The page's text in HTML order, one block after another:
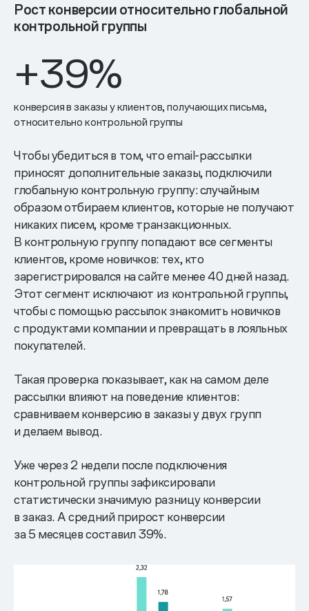
Рост конверсии относительно глобальной
контрольной группы
+39%
конверсия в заказы у клиентов, получающих письма,
относительно контрольной группы
Чтобы убедиться в том, что email-рассылки
приносят дополнительные заказы, подключили
глобальную контрольную группу: случайным
образом отбираем клиентов, которые не получают
никаких писем, кроме транзакционных.
В контрольную группу попадают все сегменты
клиентов, кроме новичков: тех, кто
зарегистрировался на сайте менее 40 дней назад.
Этот сегмент исключают из контрольной группы,
чтобы с помощью рассылок знакомить новичков
с продуктами компании и превращать в лояльных
покупателей.
Такая проверка показывает, как на самом деле
рассылки влияют на поведение клиентов:
сравниваем конверсию в заказы у двух групп
и делаем вывод.
Уже через 2 недели после подключения
контрольной группы зафиксировали
статистически значимую разницу конверсии
в заказ. А средний прирост конверсии
за 5 месяцев составил 39%.